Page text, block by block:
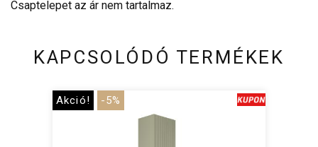
Csaptelepet az ár nem tartalmaz.
KAPCSOLÓDÓ TERMÉKEK
Akció! -5%